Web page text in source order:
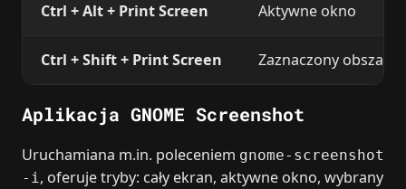
Ctrl + Alt + Print Screen Aktywne okno
Ctrl + Shift + Print Screen Zaznaczony obszar
Aplikacja GNOME Screenshot
Uruchamiana m.in. poleceniem gnome-screenshot
-i, oferuje tryby: cały ekran, aktywne okno, wybrany